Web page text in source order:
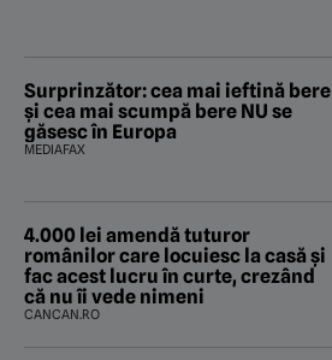
Surprinzător: cea mai ieftină bere
și cea mai scumpă bere NU se
găsesc în Europa
MEDIAFAX
4.000 lei amendă tuturor
românilor care locuiesc la casă și
fac acest lucru în curte, crezând
că nu îi vede nimeni
CANCAN.RO